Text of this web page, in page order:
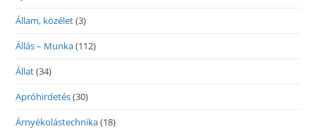
Állam, közélet(3)
Állás – Munka(112)
Állat(34)
Apróhirdetés(30)
Árnyékolástechnika(18)